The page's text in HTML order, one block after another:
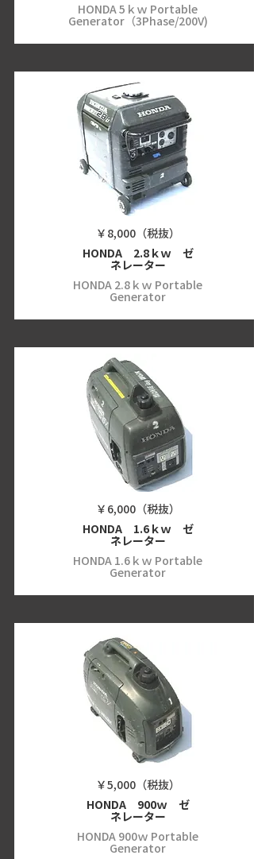
HONDA 5ｋｗ Portable
Generator（3Phase/200V)
￥8,000（税抜）
HONDA 2.8ｋｗ ゼ
ネレーター
HONDA 2.8ｋｗ Portable
Generator
￥6,000（税抜）
HONDA 1.6ｋｗ ゼ
ネレーター
HONDA 1.6ｋｗ Portable
Generator
￥5,000（税抜）
HONDA 900ｗ ゼ
ネレーター
HONDA 900ｗ Portable
Generator